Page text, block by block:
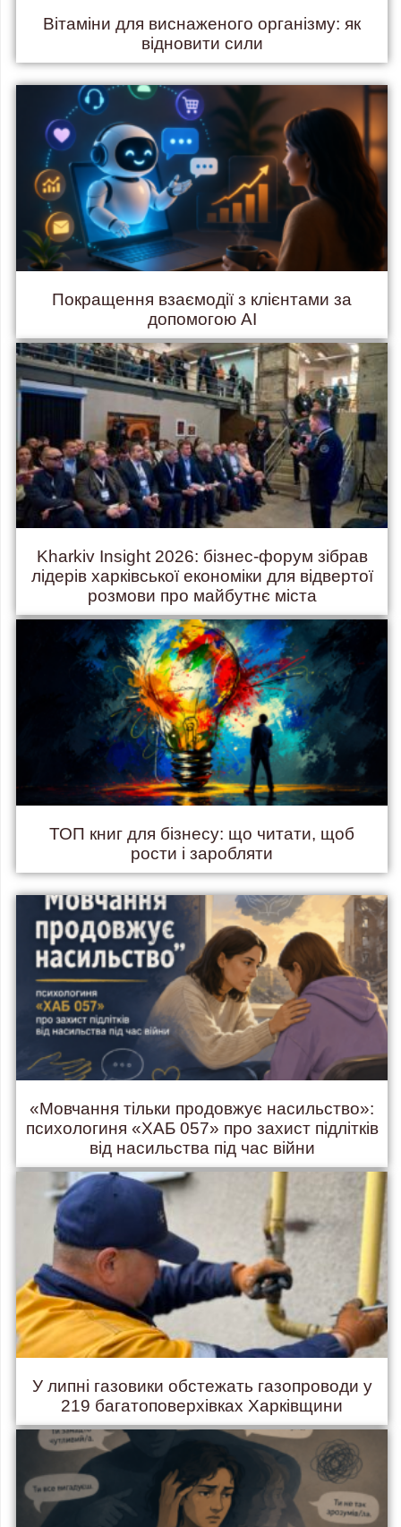
Вітаміни для виснаженого організму: як
відновити сили
Покращення взаємодії з клієнтами за
допомогою AI
Kharkiv Insight 2026: бізнес-форум зібрав
лідерів харківської економіки для відвертої
розмови про майбутнє міста
ТОП книг для бізнесу: що читати, щоб
рости і заробляти
«Мовчання тільки продовжує насильство»:
психологиня «ХАБ 057» про захист підлітків
від насильства під час війни
У липні газовики обстежать газопроводи у
219 багатоповерхівках Харківщини